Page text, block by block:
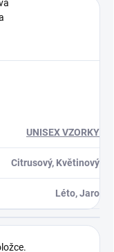
UNISEX VZORKY
Citrusový, Květinový
Léto, Jaro